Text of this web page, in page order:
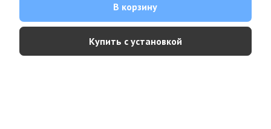
В корзину
Купить с установкой